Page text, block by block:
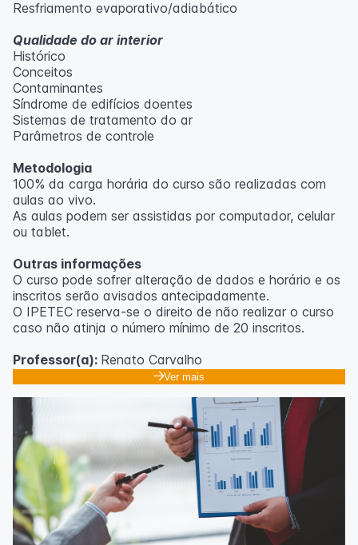
Resfriamento evaporativo/adiabático
Qualidade do ar interior
Histórico
Conceitos
Contaminantes
Síndrome de edifícios doentes
Sistemas de tratamento do ar
Parâmetros de controle
Metodologia
100% da carga horária do curso são realizadas com
aulas ao vivo.
As aulas podem ser assistidas por computador, celular
ou tablet.
Outras informações
O curso pode sofrer alteração de dados e horário e os
inscritos serão avisados ​​antecipadamente.
O IPETEC reserva-se o direito de não realizar o curso
caso não atinja o número mínimo de 20 inscritos.
Professor(a): Renato Carvalho
Ver mais